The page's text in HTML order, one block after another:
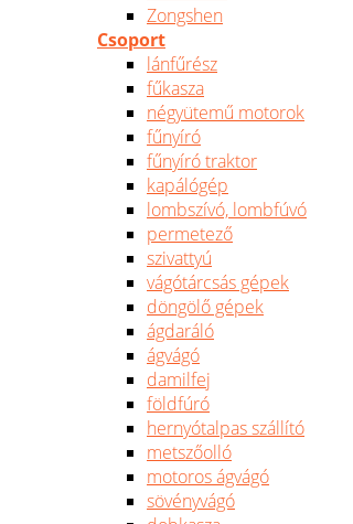
Zongshen
Csoport
lánfűrész
fűkasza
négyütemű motorok
fűnyíró
fűnyíró traktor
kapálógép
lombszívó, lombfúvó
permetező
szivattyú
vágótárcsás gépek
döngölő gépek
ágdaráló
ágvágó
damilfej
földfúró
hernyótalpas szállító
metszőolló
motoros ágvágó
sövényvágó